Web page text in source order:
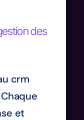
des
crm
et